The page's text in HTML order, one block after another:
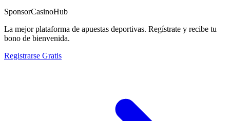
SponsorCasinoHub
La mejor plataforma de apuestas deportivas. Regístrate y recibe tu
bono de bienvenida.
Registrarse Gratis